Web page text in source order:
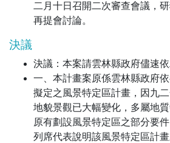
二月十日召開二次審查會議，
再提會討論。
決議
決議：本案請雲林縣政府儘速依
一、本計畫案原係雲林縣政府
擬定之風景特定區計畫，因九
地貌景觀已大幅變化，多屬地
原有劃設風景特定區之部分要
列席代表說明該風景特定區計